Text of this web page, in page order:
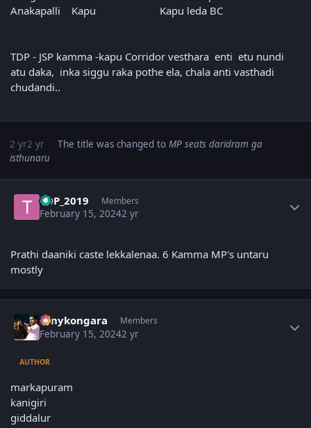
Anakapalli Kapu Kapu leda BC
TDP - JSP kamma -kapu Corridor vesthara enti etu nundi
atu daka, inka siggu raka pothe ela, chala anti vasthadi
chudandi..
2 yr2 yr The title was changed to MP seats daridram ga
isthunaru
TDP_2019 Members
February 15, 20242 yr
Prathi daaniki caste lekkalenaa. 6 Kamma MP's untaru
mostly
sonykongara Members
February 15, 20242 yr
AUTHOR
markapuram
kanigiri
giddalur